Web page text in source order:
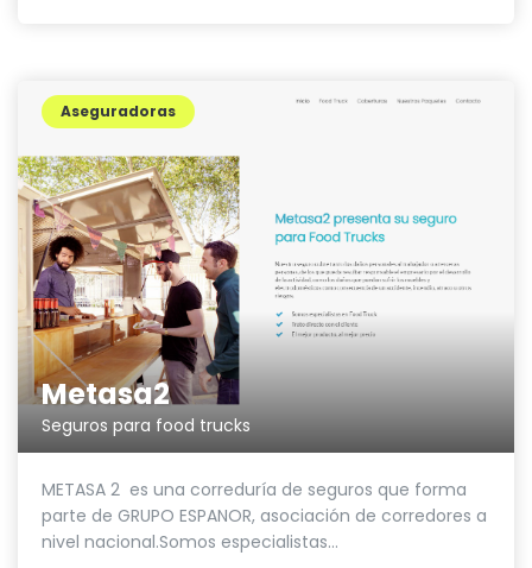
Metasa2
Seguros para food trucks
Aseguradoras
METASA 2 es una correduría de seguros que forma
parte de GRUPO ESPANOR, asociación de corredores a
nivel nacional.Somos especialistas...